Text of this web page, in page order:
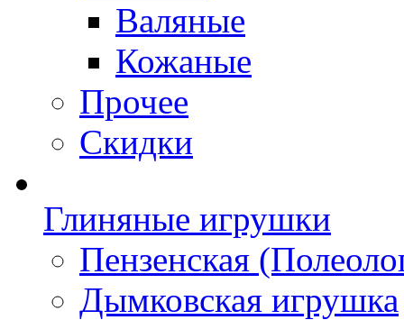
Валяные
Кожаные
Прочее
Скидки
Глиняные игрушки
Пензенская
Дымковская игрушка